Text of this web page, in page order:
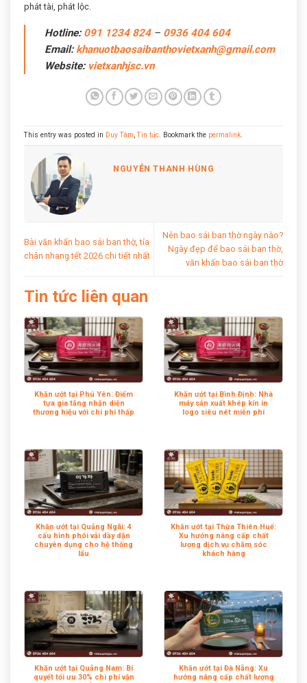
phát tài, phát lộc.
Hotline: 091 1234 824– 0936 404 604
Email: khanuotbaosaibanthovietxanh@gmail.com
Website: vietxanhjsc.vn
This entry was posted in Duy Tâm ,Tin tức . Bookmark the permalink
NGUYỄN THANH HÙNG
Bài văn khấn bao sái ban thờ, tỉa
chân nhang tết 2026 chi tiết nhất
Nên bao sái ban thờ ngày nào?
Ngày đẹp để bao sái ban thờ,
văn khấn bao sái ban thờ
Tin tức liên quan
Khăn ướt tại Phú Yên: Điểm
tựa gia tăng nhận diện
thương hiệu với chi phí thấp
Khăn ướt tại Bình Định: Nhà
máy sản xuất khép kín in
logo siêu nét miễn phí
Khăn ướt tại Quảng Ngãi: 4
cấu hình phôi vải dầy dặn
chuyên dụng cho hệ thống
lẩu
Khăn ướt tại Thừa Thiên Huế:
Xu hướng nâng cấp chất
lượng dịch vụ chăm sóc
khách hàng
Khăn ướt tại Quảng Nam: Bí
quyết tối ưu 30% chi phí vận
Khăn ướt tại Đà Nẵng: Xu
hướng nâng cấp chất lượng